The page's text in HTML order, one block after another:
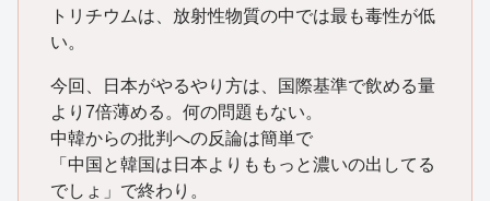
トリチウムは、放射性物質の中では最も毒性が低
い。
今回、日本がやるやり方は、国際基準で飲める量
より7倍薄める。何の問題もない。
中韓からの批判への反論は簡単で
「中国と韓国は日本よりももっと濃いの出してる
でしょ」で終わり。